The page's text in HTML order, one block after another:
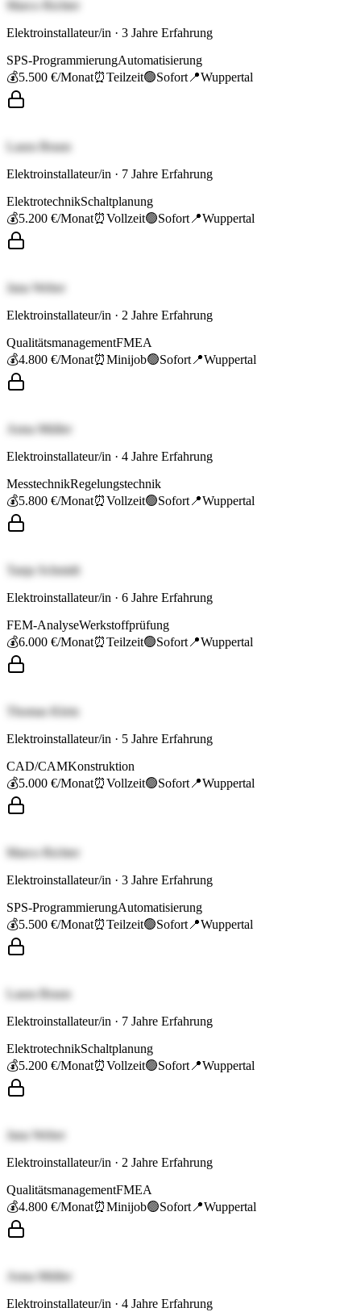
Marco Richter
Elektroinstallateur/in · 3 Jahre Erfahrung
SPS-ProgrammierungAutomatisierung
💰5.500 €/Monat⏰Teilzeit🟢Sofort 📍Wuppertal
Laura Braun
Elektroinstallateur/in · 7 Jahre Erfahrung
ElektrotechnikSchaltplanung
💰5.200 €/Monat⏰Vollzeit🟢Sofort 📍Wuppertal
Jana Weber
Elektroinstallateur/in · 2 Jahre Erfahrung
QualitätsmanagementFMEA
💰4.800 €/Monat⏰Minijob🟢Sofort 📍Wuppertal
Anna Müller
Elektroinstallateur/in · 4 Jahre Erfahrung
MesstechnikRegelungstechnik
💰5.800 €/Monat⏰Vollzeit🟢Sofort 📍Wuppertal
Tanja Schmidt
Elektroinstallateur/in · 6 Jahre Erfahrung
FEM-AnalyseWerkstoffprüfung
💰6.000 €/Monat⏰Teilzeit🟢Sofort 📍Wuppertal
Thomas Klein
Elektroinstallateur/in · 5 Jahre Erfahrung
CAD/CAMKonstruktion
💰5.000 €/Monat⏰Vollzeit🟢Sofort 📍Wuppertal
Marco Richter
Elektroinstallateur/in · 3 Jahre Erfahrung
SPS-ProgrammierungAutomatisierung
💰5.500 €/Monat⏰Teilzeit🟢Sofort 📍Wuppertal
Laura Braun
Elektroinstallateur/in · 7 Jahre Erfahrung
ElektrotechnikSchaltplanung
💰5.200 €/Monat⏰Vollzeit🟢Sofort 📍Wuppertal
Jana Weber
Elektroinstallateur/in · 2 Jahre Erfahrung
QualitätsmanagementFMEA
💰4.800 €/Monat⏰Minijob🟢Sofort 📍Wuppertal
Anna Müller
Elektroinstallateur/in · 4 Jahre Erfahrung